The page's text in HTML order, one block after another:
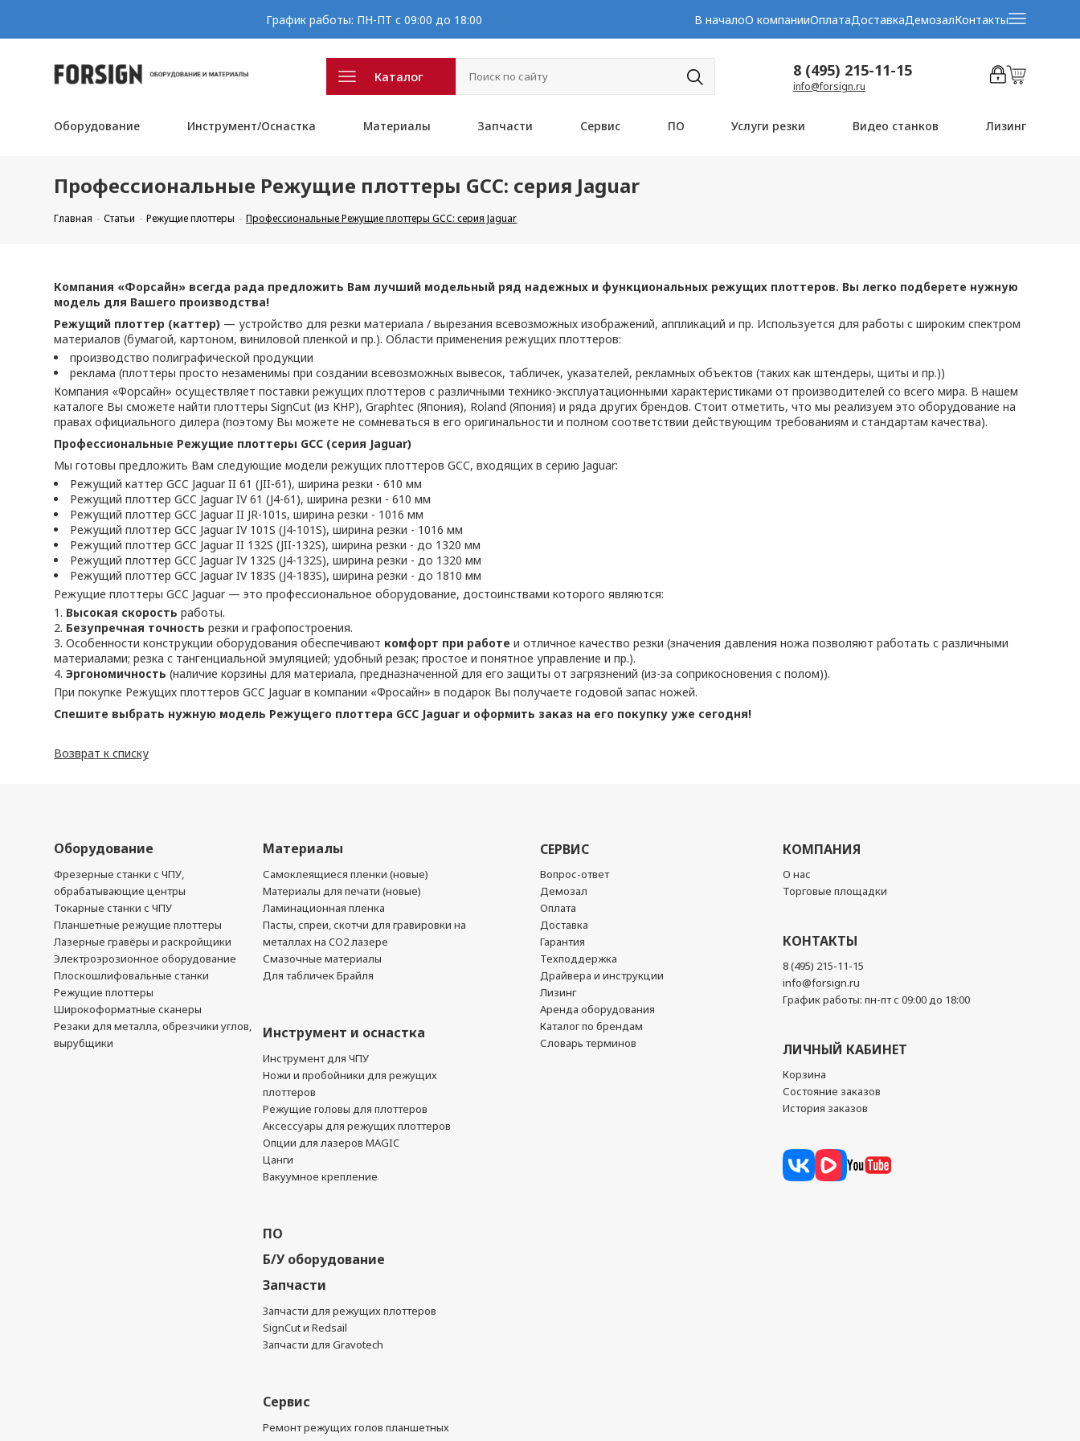
График работы: ПН-ПТ с 09:00 до 18:00 В началоО компанииОплатаДоставкаДемозалКонтакты
Каталог 8 (495) 215-11-15
info@forsign.ru
Оборудование Инструмент/Оснастка Материалы Запчасти Сервис ПО Услуги резки Видео станков Лизинг
Профессиональные Режущие плоттеры GCC: серия Jaguar
Главная Статьи Режущие плоттеры Профессиональные Режущие плоттеры GCC: серия Jaguar
Компания «Форсайн» всегда рада предложить Вам лучший модельный ряд надежных и функциональных режущих плоттеров. Вы легко подберете нужную
модель для Вашего производства!
Режущий плоттер (каттер) — устройство для резки материала / вырезания всевозможных изображений, аппликаций и пр. Используется для работы с широким спектром
материалов (бумагой, картоном, виниловой пленкой и пр.). Области применения режущих плоттеров:
производство полиграфической продукции
реклама (плоттеры просто незаменимы при создании всевозможных вывесок, табличек, указателей, рекламных объектов (таких как штендеры, щиты и пр.))
Компания «Форсайн» осуществляет поставки режущих плоттеров с различными технико-эксплуатационными характеристиками от производителей со всего мира. В нашем
каталоге Вы сможете найти плоттеры SignCut (из КНР), Graphtec (Япония), Roland (Япония) и ряда других брендов. Стоит отметить, что мы реализуем это оборудование на
правах официального дилера (поэтому Вы можете не сомневаться в его оригинальности и полном соответствии действующим требованиям и стандартам качества).
Профессиональные Режущие плоттеры GCC (серия Jaguar)
Мы готовы предложить Вам следующие модели режущих плоттеров GCC, входящих в серию Jaguar:
Режущий каттер GCC Jaguar II 61 (JII-61), ширина резки - 610 мм
Режущий плоттер GCC Jaguar IV 61 (J4-61), ширина резки - 610 мм
Режущий плоттер GCC Jaguar II JR-101s, ширина резки - 1016 мм
Режущий плоттер GCC Jaguar IV 101S (J4-101S), ширина резки - 1016 мм
Режущий плоттер GCC Jaguar II 132S (JII-132S), ширина резки - до 1320 мм
Режущий плоттер GCC Jaguar IV 132S (J4-132S), ширина резки - до 1320 мм
Режущий плоттер GCC Jaguar IV 183S (J4-183S), ширина резки - до 1810 мм
Режущие плоттеры GCC Jaguar — это профессиональное оборудование, достоинствами которого являются:
Высокая скорость работы.
Безупречная точность резки и графопостроения.
Особенности конструкции оборудования обеспечивают комфорт при работе и отличное качество резки (значения давления ножа позволяют работать с различными
материалами; резка с тангенциальной эмуляцией; удобный резак; простое и понятное управление и пр.).
Эргономичность (наличие корзины для материала, предназначенной для его защиты от загрязнений (из-за соприкосновения с полом)).
При покупке Режущих плоттеров GCC Jaguar в компании «Фросайн» в подарок Вы получаете годовой запас ножей.
Спешите выбрать нужную модель Режущего плоттера GCC Jaguar и оформить заказ на его покупку уже сегодня!
Возврат к списку
Оборудование
Фрезерные станки с ЧПУ,
обрабатывающие центры
Токарные станки с ЧПУ
Планшетные режущие плоттеры
Лазерные гравёры и раскройщики
Электроэрозионное оборудование
Плоскошлифовальные станки
Режущие плоттеры
Широкоформатные сканеры
Резаки для металла, обрезчики углов,
вырубщики
Материалы
Самоклеящиеся пленки (новые)
Материалы для печати (новые)
Ламинационная пленка
Пасты, спреи, скотчи для гравировки на
металлах на CO2 лазере
Смазочные материалы
Для табличек Брайля
Инструмент и оснастка
Инструмент для ЧПУ
Ножи и пробойники для режущих
плоттеров
Режущие головы для плоттеров
Аксессуары для режущих плоттеров
Опции для лазеров MAGIC
Цанги
Вакуумное крепление
ПО
Б/У оборудование
Запчасти
Запчасти для режущих плоттеров
SignCut и Redsail
Запчасти для Gravotech
Сервис
Ремонт режущих голов планшетных
СЕРВИС
Вопрос-ответ
Демозал
Оплата
Доставка
Гарантия
Техподдержка
Драйвера и инструкции
Лизинг
Аренда оборудования
Каталог по брендам
Словарь терминов
КОМПАНИЯ
О нас
Торговые площадки
КОНТАКТЫ
8 (495) 215-11-15
info@forsign.ru
График работы: пн-пт с 09:00 до 18:00
ЛИЧНЫЙ КАБИНЕТ
Корзина
Состояние заказов
История заказов